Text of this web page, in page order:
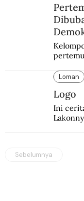
Loman
Logo
Ini
Sebelumnya